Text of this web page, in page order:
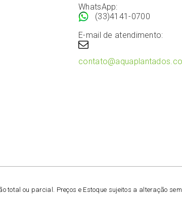
WhatsApp:
(33)4141-0700
E-mail de atendimento:
total ou parcial. Preços e Estoque sujeitos a alteração